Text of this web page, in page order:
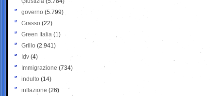
governo (5.799)
Grasso (22)
Green Italia (1)
Grillo (2.941)
Idv (4)
Immigrazione (734)
indulto (14)
inflazione (26)